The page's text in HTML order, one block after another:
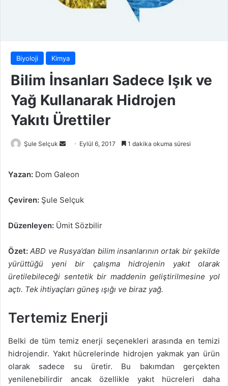
Biyoloji Kimya
Bilim İnsanları Sadece Işık ve
Yağ Kullanarak Hidrojen
Yakıtı Ürettiler
Şule Selçuk
Bir
göndermek
Eylül 6, 2017 1 dakika okuma süresi
Yazan: Dom Galeon
Çeviren: Şule Selçuk
Düzenleyen: Ümit Sözbilir
Özet:ABD ve Rusya’dan bilim insanlarının ortak bir şekilde
yürüttüğü yeni bir çalışma hidrojenin yakıt olarak
üretilebileceği sentetik bir maddenin geliştirilmesine yol
açtı. Tek ihtiyaçları güneş ışığı ve biraz yağ.
Tertemiz Enerji
Belki de tüm temiz enerji seçenekleri arasında en temizi
hidrojendir. Yakıt hücrelerinde hidrojen yakmak yan ürün
olarak sadece su üretir. Bu bakımdan gerçekten
yenilenebilirdir ancak özellikle yakıt hücreleri daha